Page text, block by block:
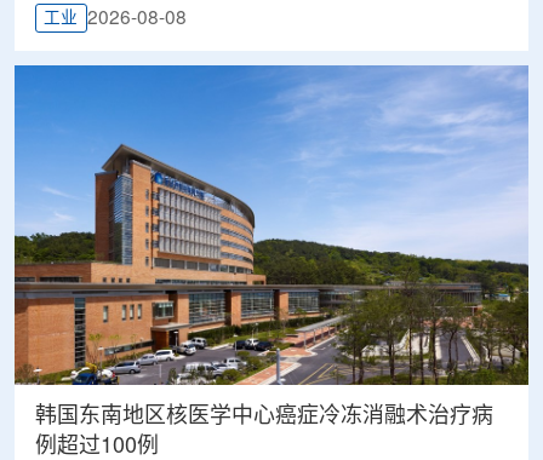
工业 2026-08-08
韩国东南地区核医学中心癌症冷冻消融术治疗病
例超过100例